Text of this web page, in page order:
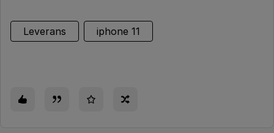
Leverans iphone 11